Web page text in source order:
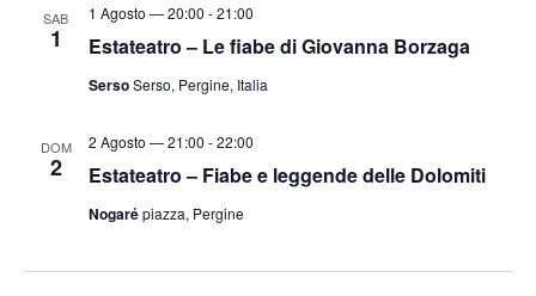
SAB
1 Estateatro – Le fiabe di Giovanna Borzaga
1 Agosto — 20:00 -21:00
SersoSerso, Pergine, Italia
DOM
2 Estateatro – Fiabe e leggende delle Dolomiti
2 Agosto — 21:00 -22:00
Nogarépiazza, Pergine